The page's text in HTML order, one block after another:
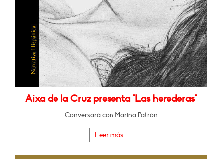
Aixa de la Cruz presenta "Las herederas"
Conversará con Marina Patrón
Leer más...